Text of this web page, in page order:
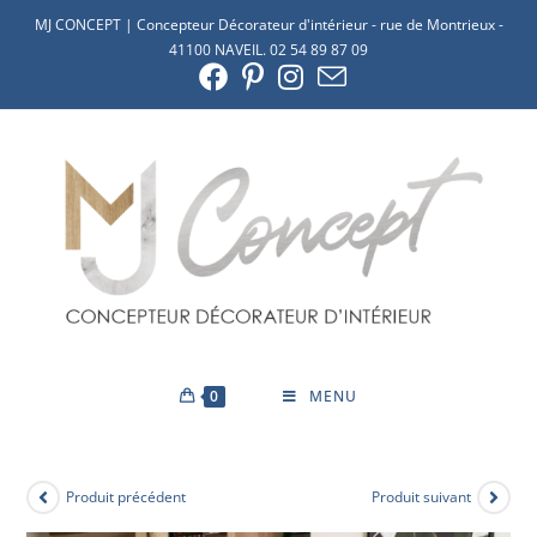
MJ CONCEPT | Concepteur Décorateur d'intérieur - rue de Montrieux -
41100 NAVEIL. 02 54 89 87 09
0 MENU
Produit précédent Produit suivant